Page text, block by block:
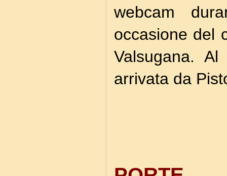
webcam
occasione del
Valsugana.
arrivata da